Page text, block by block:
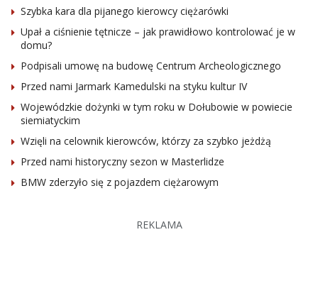
Szybka kara dla pijanego kierowcy ciężarówki
Upał a ciśnienie tętnicze – jak prawidłowo kontrolować je w
domu?
Podpisali umowę na budowę Centrum Archeologicznego
Przed nami Jarmark Kamedulski na styku kultur IV
Wojewódzkie dożynki w tym roku w Dołubowie w powiecie
siemiatyckim
Wzięli na celownik kierowców, którzy za szybko jeżdżą
Przed nami historyczny sezon w Masterlidze
BMW zderzyło się z pojazdem ciężarowym
REKLAMA